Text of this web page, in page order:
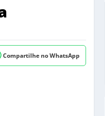
Compartilhe no WhatsApp